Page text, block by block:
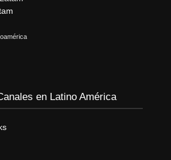
en Latino América